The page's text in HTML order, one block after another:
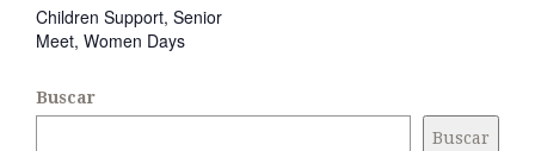
Children Support, Senior
Meet, Women Days
Buscar
Buscar